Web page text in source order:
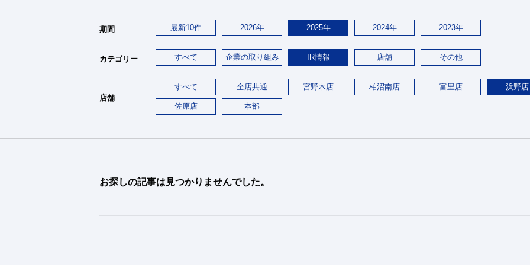
期間 最新10件 2026年 2025年 2024年 2023年
カテゴリー すべて 企業の取り組み IR情報 店舗 その他
店舗
すべて 全店共通 宮野木店 柏沼南店 富里店 浜野店
佐原店 本部
お探しの記事は見つかりませんでした。